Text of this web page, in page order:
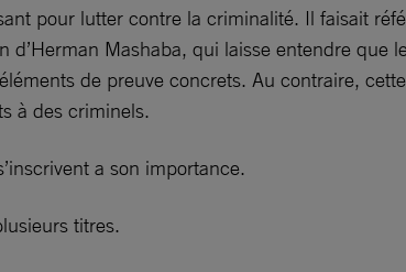
pour lutter contre la criminalité. Il faisait
Mashaba, qui laisse entendre que
de preuve concrets. Au contraire,
à des criminels.
a son importance.
titres.